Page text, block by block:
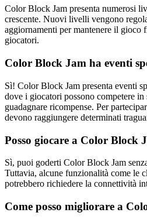
Color Block Jam presenta numerosi
crescente. Nuovi livelli vengono
aggiornamenti per mantenere il gioco
giocatori.
Color Block Jam ha eventi
Sì! Color Block Jam presenta eventi
dove i giocatori possono competere
guadagnare ricompense. Per
devono raggiungere determinati
Posso giocare a Color Block
Sì, puoi goderti Color Block Jam
Tuttavia, alcune funzionalità come le
potrebbero richiedere la connettività
Come posso migliorare a